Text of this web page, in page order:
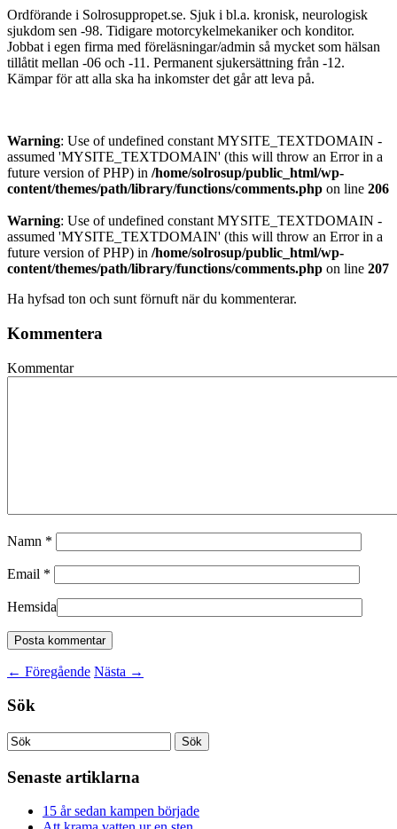
Ordförande i Solrosuppropet.se. Sjuk i bl.a. kronisk, neurologisk
sjukdom sen -98. Tidigare motorcykelmekaniker och konditor.
Jobbat i egen firma med föreläsningar/admin så mycket som hälsan
tillåtit mellan -06 och -11. Permanent sjukersättning från -12.
Kämpar för att alla ska ha inkomster det går att leva på.
Warning: Use of undefined constant MYSITE_TEXTDOMAIN -
assumed 'MYSITE_TEXTDOMAIN' (this will throw an Error in a
future version of PHP) in /home/solrosup/public_html/wp-
content/themes/path/library/functions/comments.php on line 206
Warning: Use of undefined constant MYSITE_TEXTDOMAIN -
assumed 'MYSITE_TEXTDOMAIN' (this will throw an Error in a
future version of PHP) in /home/solrosup/public_html/wp-
content/themes/path/library/functions/comments.php on line 207
Ha hyfsad ton och sunt förnuft när du kommenterar.
Kommentera
Kommentar
Namn *
Email *
Hemsida
← Föregående Nästa →
Sök
Senaste artiklarna
15 år sedan kampen började